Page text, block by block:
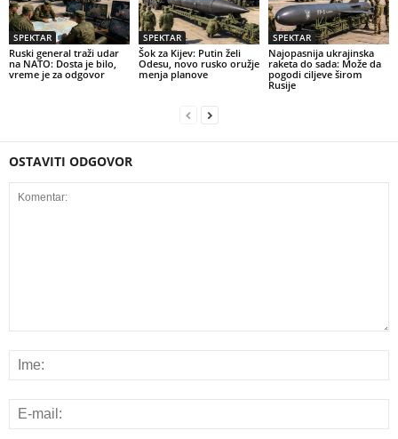
SPEKTAR
Ruski general traži udar
na NATO: Dosta je bilo,
vreme je za odgovor
SPEKTAR
Šok za Kijev: Putin želi
Odesu, novo rusko oružje
menja planove
SPEKTAR
Najopasnija ukrajinska
raketa do sada: Može da
pogodi ciljeve širom
Rusije
OSTAVITI ODGOVOR